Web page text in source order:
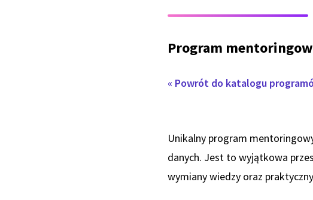
Program
« Powrót do katalogu
Unikalny program
danych. Jest to wyjątkowa
wymiany wiedzy oraz